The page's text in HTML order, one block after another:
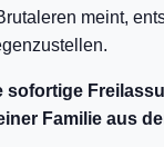
meint,
sofortige
Familie aus